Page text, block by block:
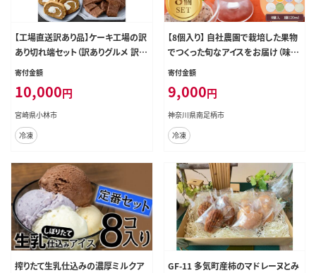
【工場直送訳あり品】ケーキ工場の訳
あり切れ端セット（訳ありグルメ 訳あ
り スイーツ 工場直販 個包装 小分け
料無料）
寄付金額
10,000円
宮崎県小林市
冷凍
【8個入り】 自社農園で栽培した果物
でつくった旬なアイスをお届け（味は
お任せ）【 果物 フルーツ 旬 食品添
ト フルーツアイス ギフト プレゼント
詰め合わせ 神奈川県 南足柄市 】
寄付金額
9,000円
神奈川県南足柄市
冷凍
搾りたて生乳仕込みの濃厚ミルクア
GF-11 多気町産柿のマドレーヌとみ